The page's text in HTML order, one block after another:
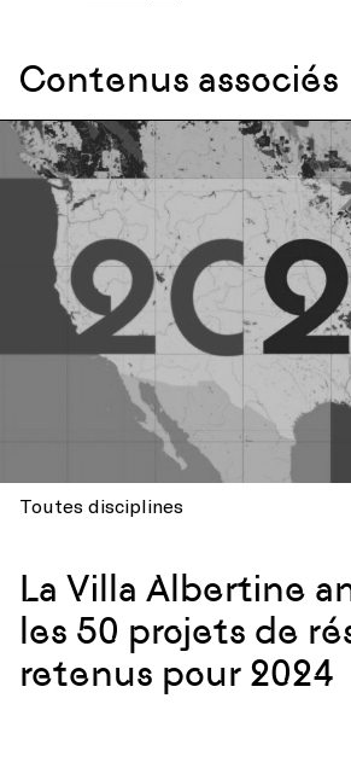
Contenus associés
Toutes disciplines
La Villa Albertine
les 50 projets de
retenus pour 2024